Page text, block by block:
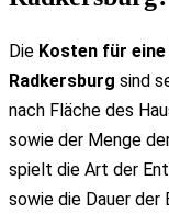
Die Kosten für
Radkersburg sind
nach Fläche des
sowie der Menge
spielt die Art der
sowie die Dauer der